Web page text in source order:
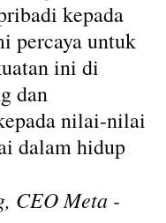
kepada
percaya untuk
ini di
dan
nilai-nilai
dalam hidup
CEO Meta -